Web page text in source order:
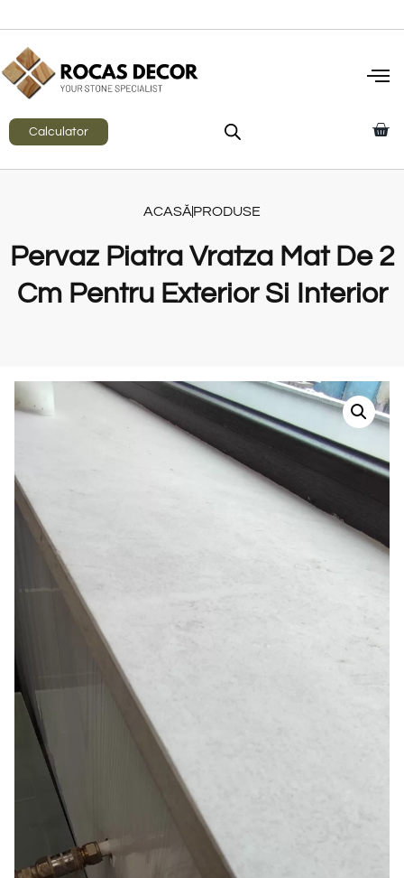
Calculator
ACASĂPRODUSE
Pervaz Piatra Vratza Mat De 2
Cm Pentru Exterior Si Interior